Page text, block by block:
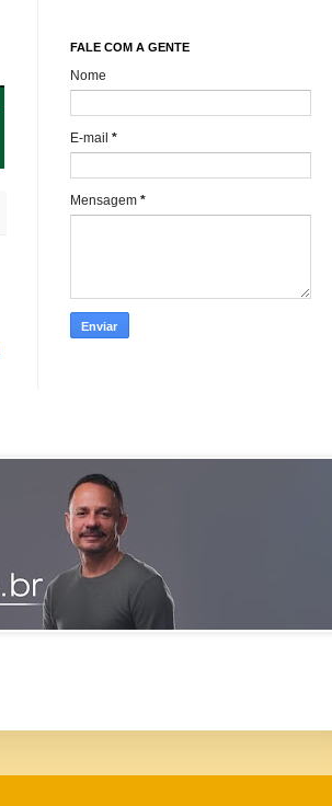
FALE COM A GENTE
Nome
E-mail *
Mensagem *